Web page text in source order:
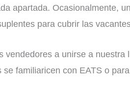
apartada. Ocasionalmente,
para cubrir las
a unirse a nuestra
familiaricen con EATS o